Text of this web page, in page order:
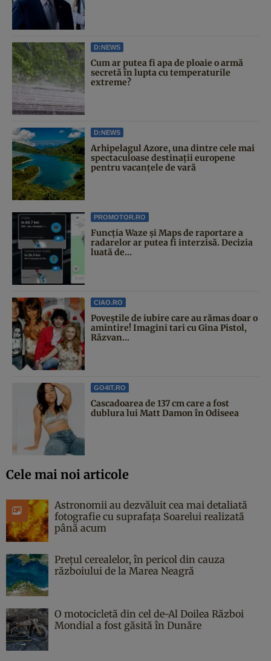
D:NEWS
Cum ar putea fi apa de ploaie o armă
secretă în lupta cu temperaturile
extreme?
D:NEWS
Arhipelagul Azore, una dintre cele mai
spectaculoase destinații europene
pentru vacanțele de vară
PROMOTOR.RO
Funcția Waze și Maps de raportare a
radarelor ar putea fi interzisă. Decizia
luată de...
CIAO.RO
Poveştile de iubire care au rămas doar o
amintire! Imagini tari cu Gina Pistol,
Răzvan...
GO4IT.RO
Cascadoarea de 137 cm care a fost
dublura lui Matt Damon în Odiseea
Cele mai noi articole
Astronomii au dezvăluit cea mai detaliată
fotografie cu suprafața Soarelui realizată
până acum
Prețul cerealelor, în pericol din cauza
războiului de la Marea Neagră
O motocicletă din cel de-Al Doilea Război
Mondial a fost găsită în Dunăre